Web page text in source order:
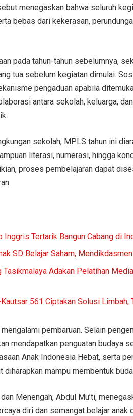
menegaskan bahwa seluruh
bebas dari kekerasan,
pada tahun-tahun sebelumnya,
tua sebelum kegiatan dimulai.
pengaduan apabila
antara sekolah, keluarga,
sekolah, MPLS tahun ini
literasi, numerasi, hingga
proses pembelajaran dapat
Inggris Tertarik Bangun Cabang di
SD Belajar Saham,
Adakan Pelatihan
561 Ciptakan Solusi Limbah,
pembaruan. Selain
mendapatkan penguatan budaya
Anak Indonesia Hebat, serta
diharapkan mampu membentuk
Menengah, Abdul Mu’ti,
diri dan semangat belajar anak